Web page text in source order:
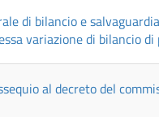
di bilancio e
variazione di bilancio
al decreto del